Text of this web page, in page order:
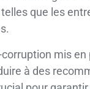
telles que les
mis
à des